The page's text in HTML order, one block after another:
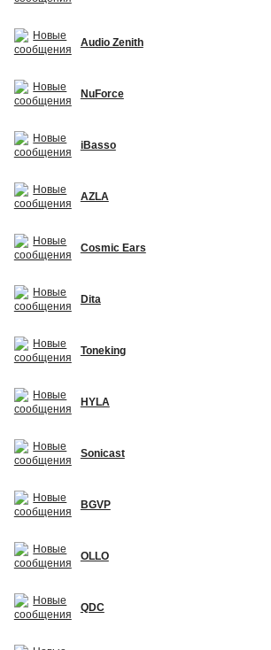
Audio Zenith
NuForce
iBasso
AZLA
Cosmic Ears
Dita
Toneking
HYLA
Sonicast
BGVP
OLLO
QDC